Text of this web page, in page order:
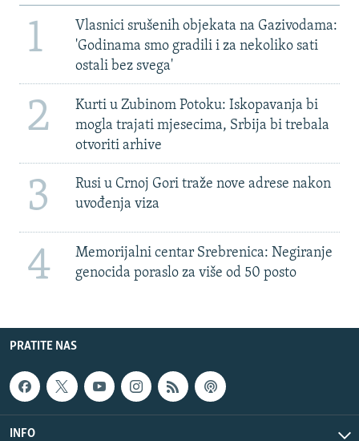
1
Vlasnici srušenih objekata na Gazivodama:
'Godinama smo gradili i za nekoliko sati
ostali bez svega'
2
Kurti u Zubinom Potoku: Iskopavanja bi
mogla trajati mjesecima, Srbija bi trebala
otvoriti arhive
3
Rusi u Crnoj Gori traže nove adrese nakon
uvođenja viza
4
Memorijalni centar Srebrenica: Negiranje
genocida poraslo za više od 50 posto
PRATITE NAS
INFO